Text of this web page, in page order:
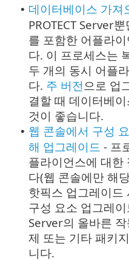
• 데이터베이스 가져
PROTECT Server
를 포함한 어플라
다. 이 프로세스는
두 개의 동시 어플
다. 주 버전 으로 업
결할 때 데이터베
것이 좋습니다.
• 웹 콘솔에서 구성
해 업그레이드 - 프
플라이언스에 대한
다(웹 콘솔에만 해
핫픽스 업그레이드
구성 요소 업그레이
Server의 올바른
제 또는 기타 패키
니다.